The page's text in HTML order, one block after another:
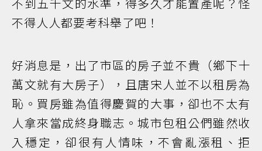
不得人人都要考科舉了吧！
好消息是，出了市區的房子並不貴（鄉下十
萬文就有大房子），且唐宋人並不以租房為
恥。買房雖為值得慶賀的大事，卻也不太有
人拿來當成終身職志。城市包租公們雖然收
入穩定，卻很有人情味，不會亂漲租、拒